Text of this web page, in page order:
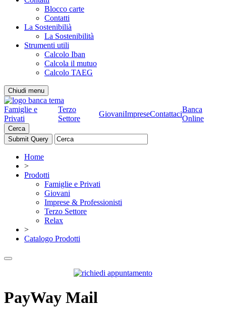
Blocco carte
Contatti
La Sostenibilià
La Sostenibilità
Strumenti utili
Calcolo Iban
Calcola il mutuo
Calcolo TAEG
Chiudi menu
Famiglie e
Privati
Terzo
Settore
GiovaniImpreseContattaci
Banca
Online
Cerca
Home
>
Prodotti
Famiglie e Privati
Giovani
Imprese & Professionisti
Terzo Settore
Relax
>
Catalogo Prodotti
PayWay Mail